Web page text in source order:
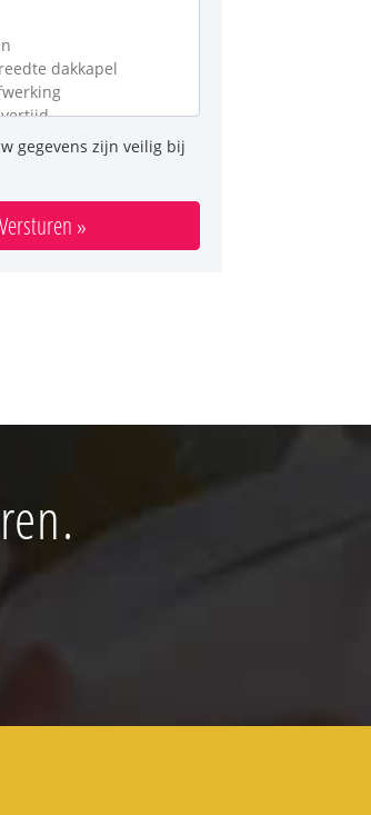
gegevens zijn veilig bij
Versturen »